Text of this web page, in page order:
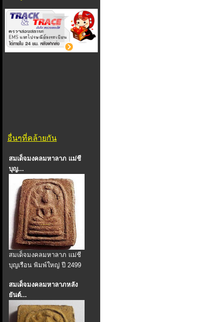
อื่นๆที่คล้ายกัน
สมเด็จมงคลมหาลาภ แม่ชี
บุญ...
สมเด็จมงคลมหาลาภ แม่ชี
บุญเรือน พิมพ์ใหญ่ ปี 2499
สมเด็จมงคลมหาลาภหลัง
ยันต์...